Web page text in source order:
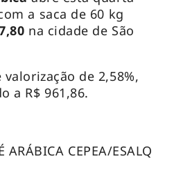
a saca de 60 kg
na cidade de São
valorização de 2,58%,
a R$ 961,86.
ARÁBICA CEPEA/ESALQ